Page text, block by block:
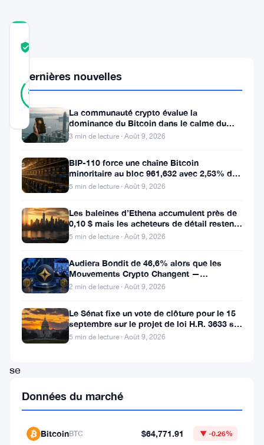
85%
27
votes
Mis à jour 7 mois il y a
Banque
d’Amérique
(BofA)
indiqué
que
won
sud-
coréen
se
Dernières nouvelles
La communauté crypto évalue la
dominance du Bitcoin dans le calme du
week-end
3 min de lecture · Août 9, 2026
BIP-110 force une chaîne Bitcoin
minoritaire au bloc 961,632 avec 2,53% de
soutien des mineurs
5 min de lecture · Août 9, 2026
Les baleines d’Ethena accumulent près de
0,10 $ mais les acheteurs de détail restent
à l’écart
5 min de lecture · Août 9, 2026
Audiera Bondit de 46,6% alors que les
Mouvements Crypto Changent —
Mouvements Quotidiens 9 Août
2 min de lecture · Août 9, 2026
Le Sénat fixe un vote de clôture pour le 15
septembre sur le projet de loi H.R. 3633 sur
le marché des cryptos
5 min de lecture · Août 9, 2026
Données du marché
BitcoinBTC $64,771.91 ▼ -0.26%